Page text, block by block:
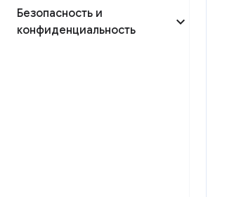
Безопасность и
конфиденциальность